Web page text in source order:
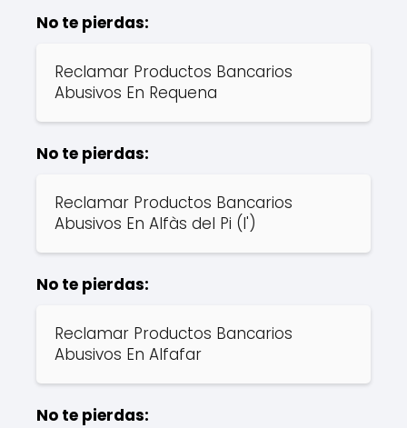
No te pierdas:
Reclamar Productos Bancarios
Abusivos En Requena
No te pierdas:
Reclamar Productos Bancarios
Abusivos En Alfàs del Pi (l')
No te pierdas:
Reclamar Productos Bancarios
Abusivos En Alfafar
No te pierdas: